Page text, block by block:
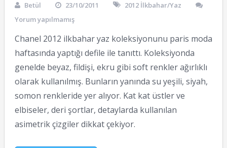
Betül 23/10/2011
2012 İlkbahar/Yaz
Yorum yapılmamış
Chanel 2012 ilkbahar yaz koleksiyonunu paris moda
haftasında yaptığı defile ile tanıttı. Koleksiyonda
genelde beyaz, fildişi, ekru gibi soft renkler ağırlıklı
olarak kullanılmış. Bunların yanında su yeşili, siyah,
somon renkleride yer alıyor. Kat kat üstler ve
elbiseler, deri şortlar, detaylarda kullanılan
asimetrik çizgiler dikkat çekiyor.